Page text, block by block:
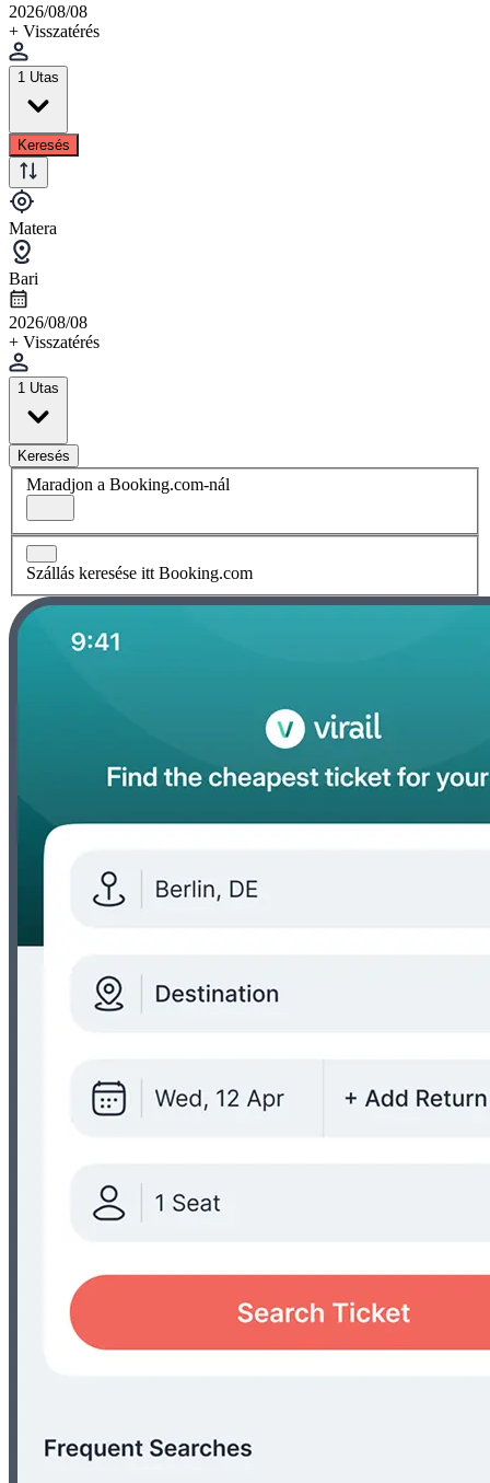
2026/08/08
+ Visszatérés
1 Utas
Keresés
Matera
Bari
2026/08/08
+ Visszatérés
1 Utas
Keresés
Maradjon a Booking.com-nál
Szállás keresése itt Booking.com